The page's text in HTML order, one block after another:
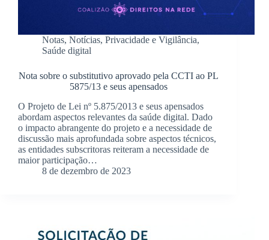
Notas, Notícias, Privacidade e Vigilância,
Saúde digital
Nota sobre o substitutivo aprovado pela CCTI ao PL
5875/13 e seus apensados
O Projeto de Lei nº 5.875/2013 e seus apensados
abordam aspectos relevantes da saúde digital. Dado
o impacto abrangente do projeto e a necessidade de
discussão mais aprofundada sobre aspectos técnicos,
as entidades subscritoras reiteram a necessidade de
maior participação…
8 de dezembro de 2023